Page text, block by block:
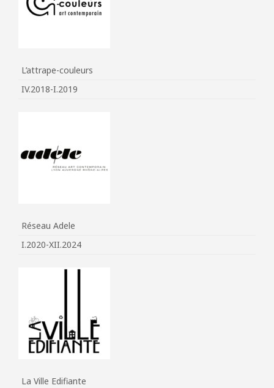
L’attrape-couleurs
IV.2018-I.2019
Réseau Adele
I.2020-XII.2024
La Ville Edifiante